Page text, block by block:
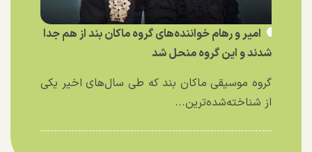
امیر و رهام خواننده‌های گروه ماکان بند از هم جدا
شدند و این گروه منحل شد
گروه موسیقی ماکان بند که طی سال‌های اخیر یکی
از شناخته‌شده‌ترین...